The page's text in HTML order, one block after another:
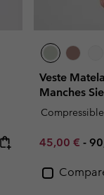
Veste
Manches
Compressible
Minimum
45,00 € -